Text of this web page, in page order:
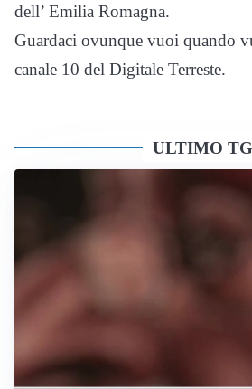
dell’ Emilia Romagna.
Guardaci ovunque vuoi quando
canale 10 del Digitale Terreste.
ULTIMO TG